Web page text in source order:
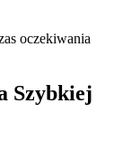
oczekiwania
Szybkiej